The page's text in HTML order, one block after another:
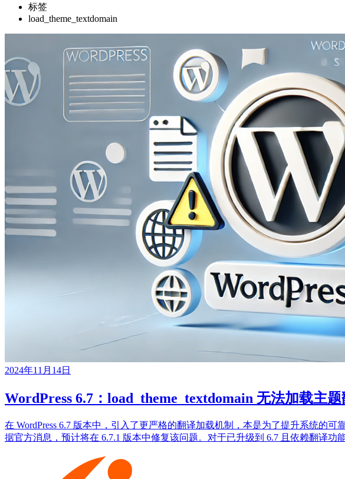
标签
load_theme_textdomain
2024年11月14日
WordPress 6.7：load_theme_textdomain 无法加载主
在 WordPress 6.7 版本中，引入了更严格的翻译加载机制，本是为了提升系统的
据官方消息，预计将在 6.7.1 版本中修复该问题。对于已升级到 6.7 且依赖翻译